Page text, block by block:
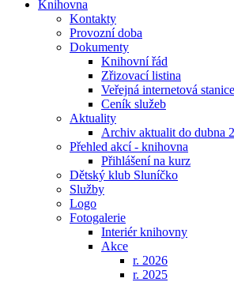
Knihovna
Kontakty
Provozní doba
Dokumenty
Knihovní řád
Zřizovací listina
Veřejná internetová
Ceník služeb
Aktuality
Archiv aktualit do dubna
Přehled akcí - knihovna
Přihlášení na kurz
Dětský klub Sluníčko
Služby
Logo
Fotogalerie
Interiér knihovny
Akce
r. 2026
r. 2025